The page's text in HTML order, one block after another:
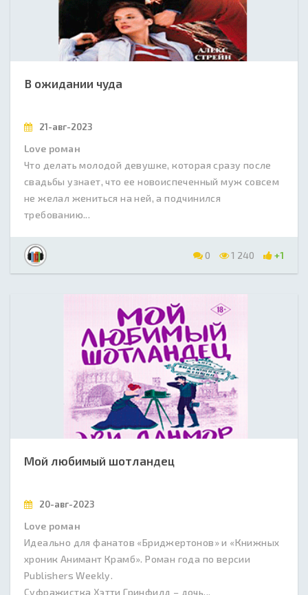
В ожидании чуда
21-авг-2023
Love роман
Что делать молодой девушке, которая сразу после
свадьбы узнает, что ее новоиспеченный муж совсем
не желал жениться на ней, а подчинился
требованию...
0 1 240 +1
Мой любимый шотландец
20-авг-2023
Love роман
Идеально для фанатов «Бриджертонов» и «Книжных
хроник Анимант Крамб». Роман года по версии
Publishers Weekly.
Суфражистка Хэтти Гринфилд – дочь...